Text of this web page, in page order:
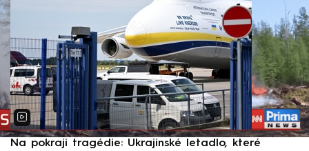
Na pokraji tragédie: Ukrajinské letadlo, které